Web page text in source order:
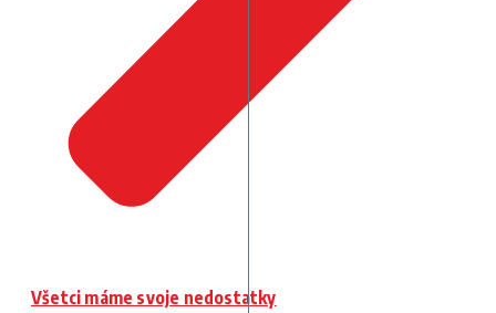
Všetci máme svoje nedostatky